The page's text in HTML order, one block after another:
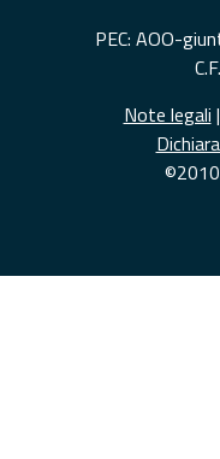
PEC: AOO-
Note legali |